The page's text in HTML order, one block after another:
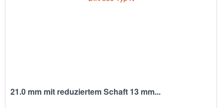
21.0 mm mit reduziertem Schaft 13 mm...